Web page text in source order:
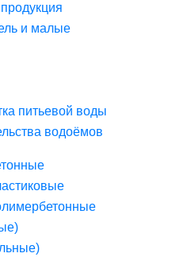
и малые
питьевой воды
водоёмов